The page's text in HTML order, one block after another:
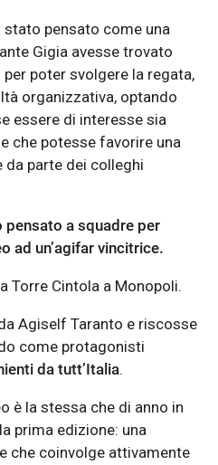
pensato come una
Gigia avesse trovato
poter svolgere la regata,
organizzativa, optando
essere di interesse sia
che potesse favorire una
parte dei colleghi
a squadre per
ad un’agifar vincitrice.
Torre Cintola a Monopoli.
Agiself Taranto e riscosse
come protagonisti
da tutt’Italia.
è la stessa che di anno in
prima edizione: una
che coinvolge attivamente